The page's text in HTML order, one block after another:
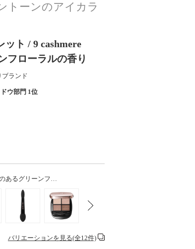
トーンのアイカラ
ト / 9 cashmere
フローラルの香り
ブランド
ウ部門 1位
あるグリーンフ…
バリエーションを見る(全12件)